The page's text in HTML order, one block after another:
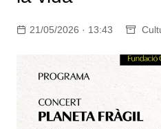
21/05/2026 · 13:43